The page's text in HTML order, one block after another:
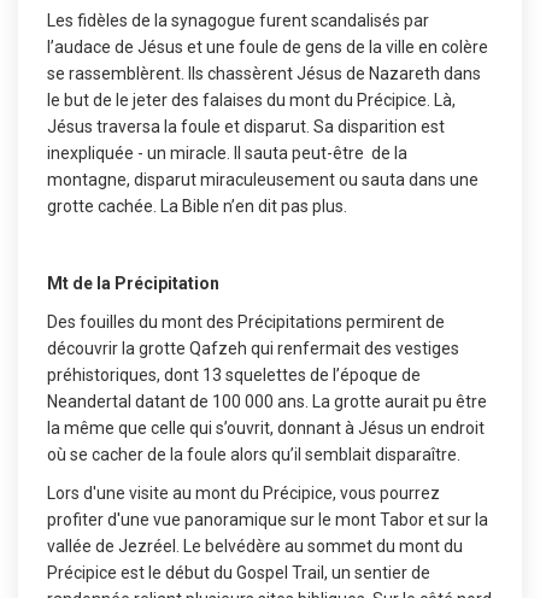
Les fidèles de la synagogue furent scandalisés par
l’audace de Jésus et une foule de gens de la ville en colère
se rassemblèrent. Ils chassèrent Jésus de Nazareth dans
le but de le jeter des falaises du mont du Précipice. Là,
Jésus traversa la foule et disparut. Sa disparition est
inexpliquée - un miracle. Il sauta peut-être de la
montagne, disparut miraculeusement ou sauta dans une
grotte cachée. La Bible n’en dit pas plus.
Mt de la Précipitation
Des fouilles du mont des Précipitations permirent de
découvrir la grotte Qafzeh qui renfermait des vestiges
préhistoriques, dont 13 squelettes de l’époque de
Neandertal datant de 100 000 ans. La grotte aurait pu être
la même que celle qui s’ouvrit, donnant à Jésus un endroit
où se cacher de la foule alors qu’il semblait disparaître.
Lors d'une visite au mont du Précipice, vous pourrez
profiter d'une vue panoramique sur le mont Tabor et sur la
vallée de Jezréel. Le belvédère au sommet du mont du
Précipice est le début du Gospel Trail, un sentier de